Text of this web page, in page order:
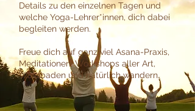
Details zu den einzelnen Tagen und
welche Yoga-Lehrer*innen, dich dabei
begleiten werden.
Freue dich auf ganz viel Asana-Praxis,
Meditationen, Workshops aller Art,
Waldbaden und natürlich wandern.